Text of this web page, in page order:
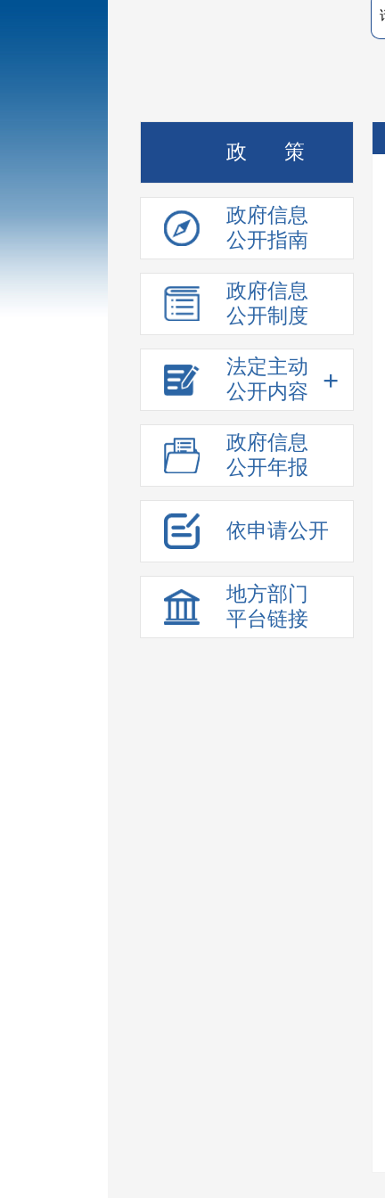
政 策
政府信息
公开指南
政府信息
公开制度
法定主动
公开内容
+
政府信息
公开年报
依申请公开
地方部门
平台链接